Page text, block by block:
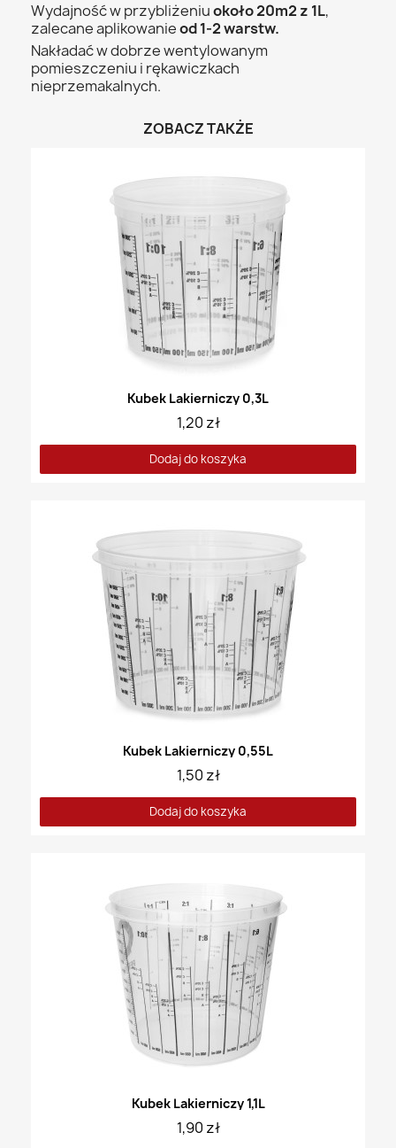
Wydajność w przybliżeniuokoło 20m2 z 1L,
zalecane aplikowanieod 1-2 warstw.
Nakładać w dobrze wentylowanym
pomieszczeniu i rękawiczkach
nieprzemakalnych.
ZOBACZ TAKŻE
Kubek Lakierniczy 0,3L
1,20 zł
Dodaj do koszyka
Kubek Lakierniczy 0,55L
1,50 zł
Dodaj do koszyka
Kubek Lakierniczy 1,1L
1,90 zł